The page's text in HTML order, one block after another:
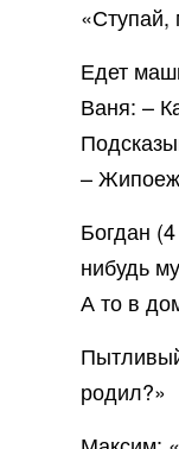
Едет
Ваня: –
–
Богдан
нибудь
А то в
родил?»